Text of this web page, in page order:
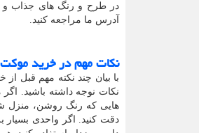
در طرح و رنگ های جذاب و
آدرس ما مراجعه کنید.
نکات مهم در خرید
با بیان چند نکته مهم قبل
نکات نوجه داشته باشید.
هایی که رنگ روشن، منزل
دقت کنید. اگر واحدی